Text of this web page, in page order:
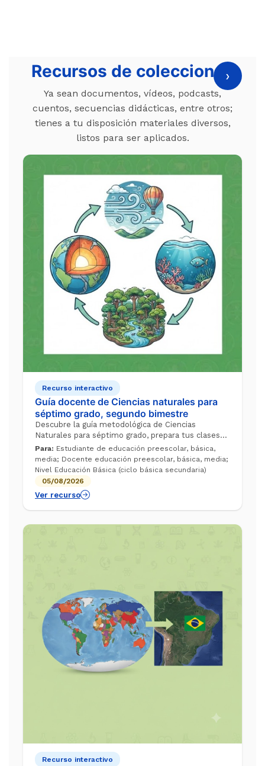
Recursos de colecciones
Ya sean documentos, vídeos, podcasts,
cuentos, secuencias didácticas, entre otros;
tienes a tu disposición materiales diversos,
listos para ser aplicados.
›
Recurso interactivo
Guía docente de Ciencias naturales para
séptimo grado, segundo bimestre
Descubre la guía metodológica de Ciencias
Naturales para séptimo grado, prepara tus clases
para trabajar secuencias didácticas estructuradas
que te ayuden a enseñar la deriva conti...
Para: Estudiante de educación preescolar, básica,
media; Docente educación preescolar, básica, media;
Nivel Educación Básica (ciclo básica secundaria)
05/08/2026
Ver recurso
Recurso interactivo